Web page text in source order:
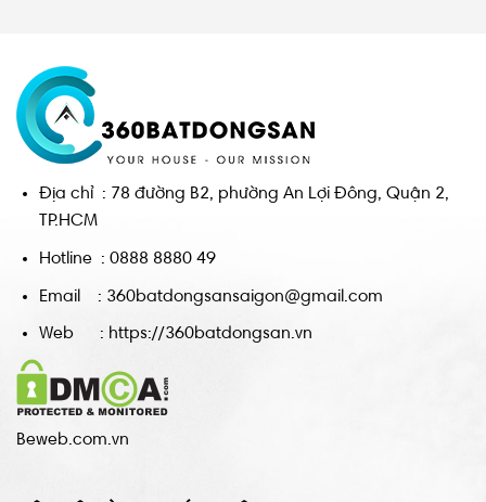
Địa chỉ : 78 đường B2, phường An Lợi Đông, Quận 2,
TP.HCM
Hotline : 0888 8880 49
Email : 360batdongsansaigon@gmail.com
Web : https://360batdongsan.vn
Beweb.com.vn